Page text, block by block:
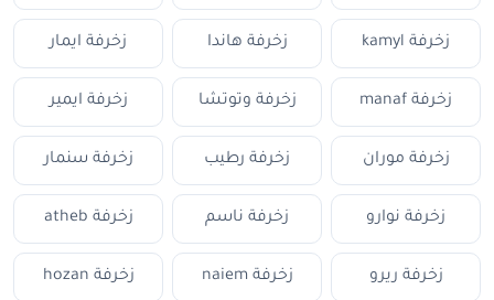
زخرفة kamyl زخرفة هاندا زخرفة ايمار
زخرفة manaf زخرفة وتوتشا زخرفة ايمير
زخرفة موران زخرفة رطيب زخرفة سنمار
زخرفة نوارو زخرفة ناسم زخرفة atheb
زخرفة ريرو زخرفة naiem زخرفة hozan